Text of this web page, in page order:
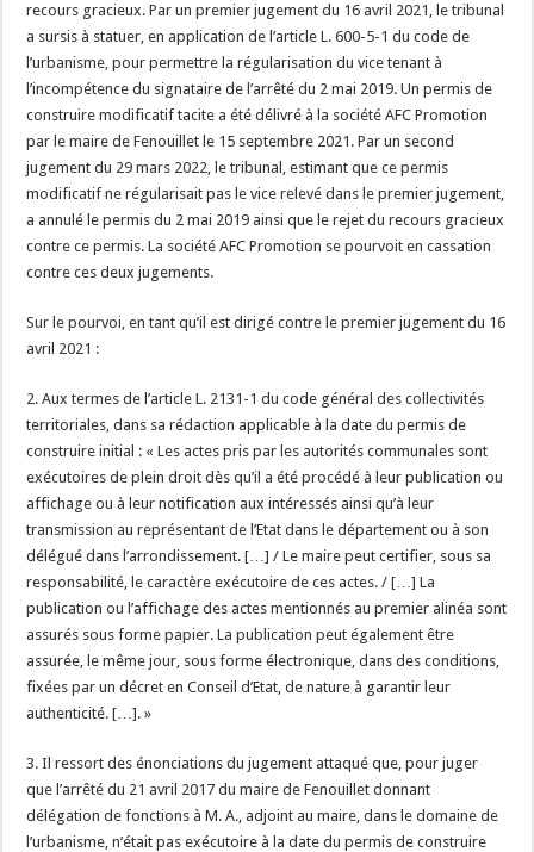
recours gracieux. Par un premier jugement du 16 avril 2021, le tribunal
a sursis à statuer, en application de l’article L. 600-5-1 du code de
l’urbanisme, pour permettre la régularisation du vice tenant à
l’incompétence du signataire de l’arrêté du 2 mai 2019. Un permis de
construire modificatif tacite a été délivré à la société AFC Promotion
par le maire de Fenouillet le 15 septembre 2021. Par un second
jugement du 29 mars 2022, le tribunal, estimant que ce permis
modificatif ne régularisait pas le vice relevé dans le premier jugement,
a annulé le permis du 2 mai 2019 ainsi que le rejet du recours gracieux
contre ce permis. La société AFC Promotion se pourvoit en cassation
contre ces deux jugements.
Sur le pourvoi, en tant qu’il est dirigé contre le premier jugement du 16
avril 2021 :
2. Aux termes de l’article L. 2131-1 du code général des collectivités
territoriales, dans sa rédaction applicable à la date du permis de
construire initial : « Les actes pris par les autorités communales sont
exécutoires de plein droit dès qu’il a été procédé à leur publication ou
affichage ou à leur notification aux intéressés ainsi qu’à leur
transmission au représentant de l’Etat dans le département ou à son
délégué dans l’arrondissement. […] / Le maire peut certifier, sous sa
responsabilité, le caractère exécutoire de ces actes. / […] La
publication ou l’affichage des actes mentionnés au premier alinéa sont
assurés sous forme papier. La publication peut également être
assurée, le même jour, sous forme électronique, dans des conditions,
fixées par un décret en Conseil d’Etat, de nature à garantir leur
authenticité. […]. »
3. Il ressort des énonciations du jugement attaqué que, pour juger
que l’arrêté du 21 avril 2017 du maire de Fenouillet donnant
délégation de fonctions à M. A., adjoint au maire, dans le domaine de
l’urbanisme, n’était pas exécutoire à la date du permis de construire